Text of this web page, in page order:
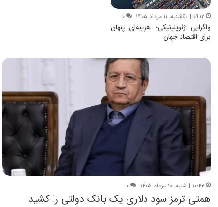
۰۹:۱۲ | یکشنبه، ۱۱ مرداد ۱۴۰۵ ۰
واگرایی ژئوپلیتیکی؛ هزینه‌ای پنهان
برای اقتصاد جهان
۱۰:۴۲ | شنبه، ۱۰ مرداد ۱۴۰۵ ۰
همتی ترمز سود دلاری یک بانک دولتی را کشید